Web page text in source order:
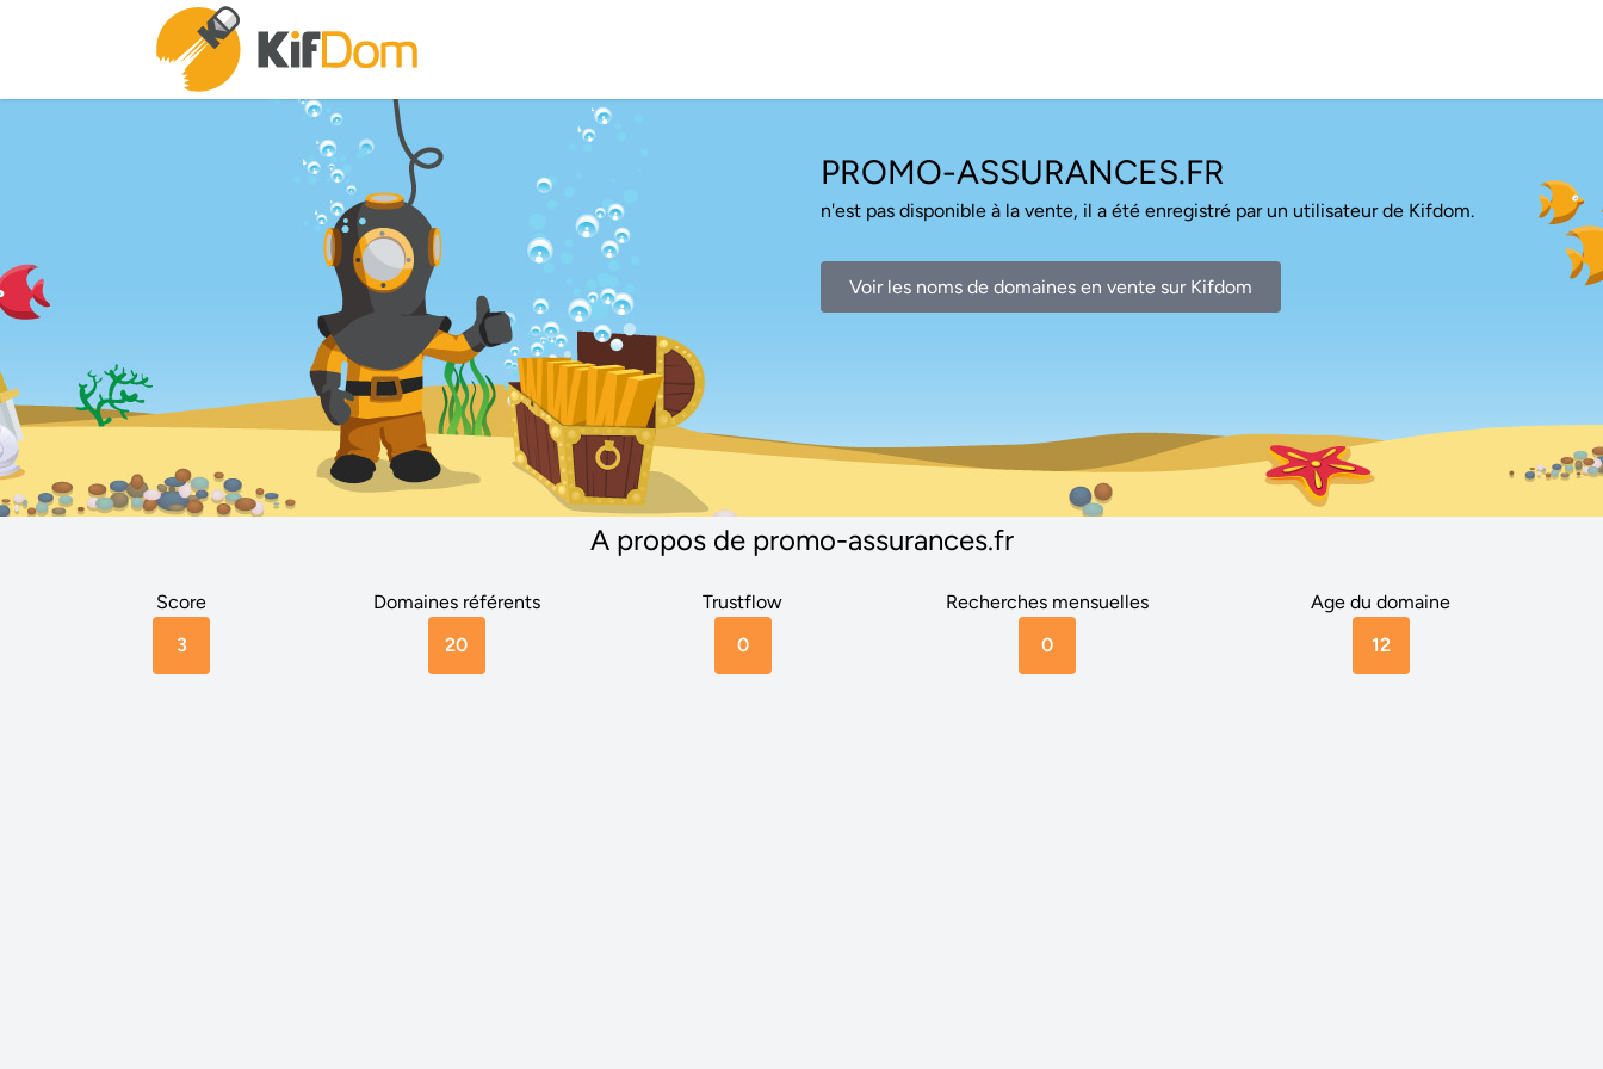
PROMO-ASSURANCES.FR
n'est pas disponible à la vente, il a été enregistré par un utilisateur de Kifdom.
Voir les noms de domaines en vente sur Kifdom
A propos de promo-assurances.fr
Score
3
Domaines référents
20
Trustflow
0
Recherches mensuelles
0
Age du domaine
12